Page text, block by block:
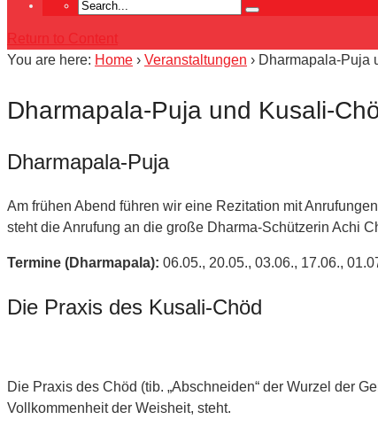
Return to Content
You are here: Home › Veranstaltungen › Dharmapala-Puja
Dharmapala-Puja und Kusali-
Dharmapala-Puja
Am frühen Abend führen wir eine Rezitation mit
steht die Anrufung an die große Dharma-Schützerin Achi
Termine (Dharmapala): 06.05., 20.05., 03.06., 17.06.,
Die Praxis des Kusali-Chöd
Die Praxis des Chöd (tib. „Abschneiden“ der Wurzel der
Vollkommenheit der Weisheit, steht.